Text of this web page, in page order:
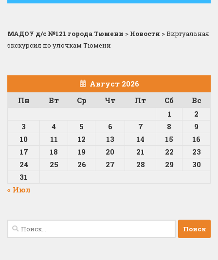
МАДОУ д/с №121 города Тюмени > Новости >Виртуальная
экскурсия по улочкам Тюмени
Август 2026
Пн
Вт Ср Чт Пт Сб
Вс
1
2
3
4 5 6 7 8
9
10
11 12 13 14 15
16
17
18 19 20 21 22
23
24
25 26 27 28 29
30
31
« Июл
Найти: